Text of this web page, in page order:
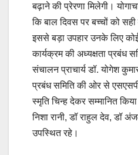
बढ़ाने की प्रेरणा मिलेगी।
कि बाल दिवस पर बच्चों को सही
इससे बड़ा उपहार उनके लिए
कार्यक्रम की अध्यक्षता प्रबंध
संचालन प्राचार्य डॉ. योगेश
प्रबंध समिति की ओर से
स्मृति चिन्ह देकर सम्मानित
निशा रानी, डॉ राहुल देव, डॉ
उपस्थित रहे।